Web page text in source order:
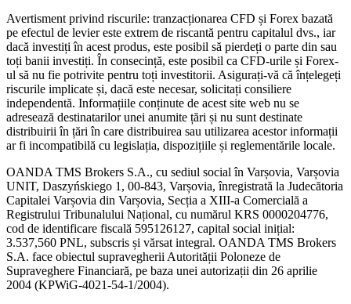
Avertisment privind riscurile: tranzacționarea CFD și Forex bazată
pe efectul de levier este extrem de riscantă pentru capitalul dvs., iar
dacă investiți în acest produs, este posibil să pierdeți o parte din sau
toți banii investiți. În consecință, este posibil ca CFD-urile și Forex-
ul să nu fie potrivite pentru toți investitorii. Asigurați-vă că înțelegeți
riscurile implicate și, dacă este necesar, solicitați consiliere
independentă. Informațiile conținute de acest site web nu se
adresează destinatarilor unei anumite țări și nu sunt destinate
distribuirii în țări în care distribuirea sau utilizarea acestor informații
ar fi incompatibilă cu legislația, dispozițiile și reglementările locale.
OANDA TMS Brokers S.A., cu sediul social în Varșovia, Varșovia
UNIT, Daszyńskiego 1, 00-843, Varșovia, înregistrată la Judecătoria
Capitalei Varșovia din Varșovia, Secția a XIII-a Comercială a
Registrului Tribunalului Național, cu numărul KRS 0000204776,
cod de identificare fiscală 595126127, capital social inițial:
3.537,560 PNL, subscris și vărsat integral. OANDA TMS Brokers
S.A. face obiectul supravegherii Autorității Poloneze de
Supraveghere Financiară, pe baza unei autorizații din 26 aprilie
2004 (KPWiG-4021-54-1/2004).